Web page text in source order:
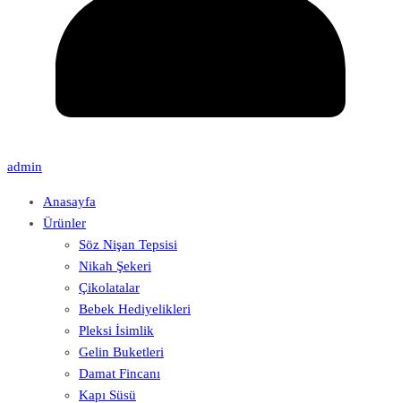
admin
Anasayfa
Ürünler
Söz Nişan Tepsisi
Nikah Şekeri
Çikolatalar
Bebek Hediyelikleri
Pleksi İsimlik
Gelin Buketleri
Damat Fincanı
Kapı Süsü